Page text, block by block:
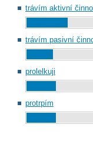
trávím aktivní
trávím pasivní
prolelkuji
protrpím